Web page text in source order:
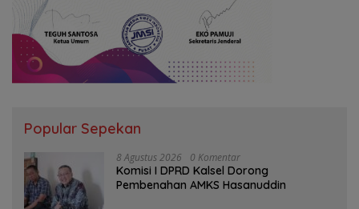
Popular Sepekan
8 Agustus 2026 0 Komentar
Komisi I DPRD Kalsel Dorong
Pembenahan AMKS Hasanuddin